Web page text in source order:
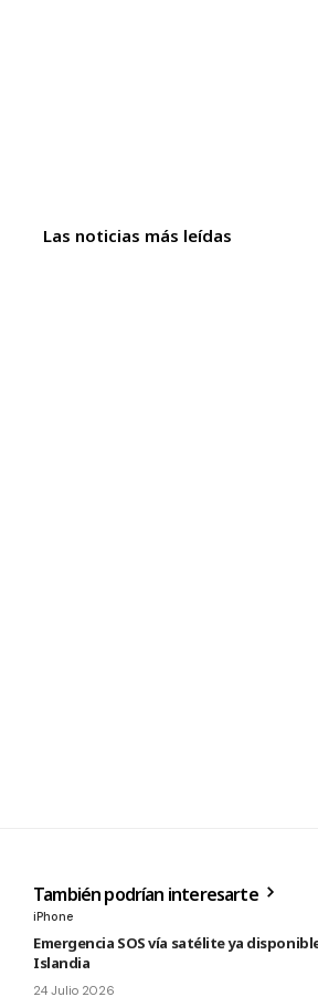
Las noticias más leídas
También podrían interesarte
iPhone
Emergencia SOS vía satélite ya
Islandia
24 Julio 2026